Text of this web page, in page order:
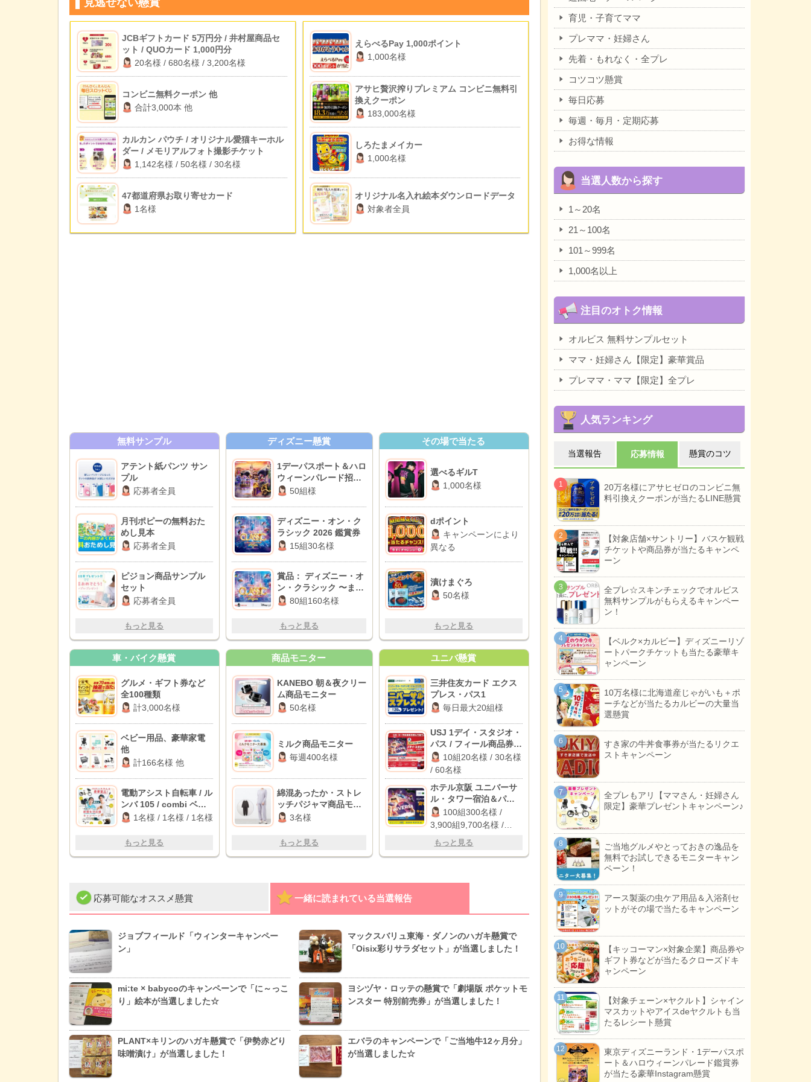
見逃せない懸賞
JCBギフトカード 5万円分 / 井村屋商品セ
ット / QUOカード 1,000円分
20名様 / 680名様 / 3,200名様
コンビニ無料クーポン 他
合計3,000本 他
カルカン パウチ / オリジナル愛猫キーホル
ダー / メモリアルフォト撮影チケット
1,142名様 / 50名様 / 30名様
47都道府県お取り寄せカード
1名様
えらべるPay 1,000ポイント
1,000名様
アサヒ贅沢搾りプレミアム コンビニ無料引
換えクーポン
183,000名様
しろたまメイカー
1,000名様
オリジナル名入れ絵本ダウンロードデータ
対象者全員
無料サンプル
アテント紙パンツ サン
プル
応募者全員
月刊ポピーの無料おた
めし見本
応募者全員
ピジョン商品サンプル
セット
応募者全員
もっと見る
ディズニー懸賞
1デーパスポート＆ハロ
ウィーンパレード招待
券 50組様
ディズニー・オン・ク
ラシック 2026 鑑賞券
15組30名様
賞品： ディズニー・オ
ン・クラシック 〜まほ
うの夜の音楽会 2026チ
80組160名様
もっと見る
その場で当たる
選べるギルT
1,000名様
dポイント
キャンペーンにより
異なる
漬けまぐろ
50名様
もっと見る
車・バイク懸賞
グルメ・ギフト券など
全100種類
計3,000名様
ベビー用品、豪華家電
他
計166名様 他
電動アシスト自転車 / ル
ンバ 105 / combi ベビ
ーラック
1名様 / 1名様 / 1名様
もっと見る
商品モニター
KANEBO 朝＆夜クリー
ム商品モニター
50名様
ミルク商品モニター
毎週400名様
綿混あったか・ストレ
ッチパジャマ商品モニ
ター3名様
もっと見る
ユニバ懸賞
三井住友カード エクス
プレス・パス1
毎日最大20組様
USJ 1デイ・スタジオ・
パス / フィール商品券
3,000円分 / Coke ON
ドリンクチケット
10組20名様 / 30名様
/ 60名様
ホテル京阪 ユニバーサ
ル・タワー宿泊＆パー
ク貸切イベント / パーク
貸切イベント招待 / 1万
100組300名様 /
3,900組9,700名様 /
もっと見る
応募可能なオススメ懸賞 一緒に読まれている当選報告
ジョブフィールド「ウィンターキャンペー
ン」
マックスバリュ東海・ダノンのハガキ懸賞で
「Oisix彩りサラダセット」が当選しました！
mi:te × babycoのキャンペーンで「に～っこ
り」絵本が当選しました☆
ヨシヅヤ・ロッテの懸賞で「劇場版 ポケットモ
ンスター 特別前売券」が当選しました！
PLANT×キリンのハガキ懸賞で「伊勢赤どり
味噌漬け」が当選しました！
エバラのキャンペーンで「ご当地牛12ヶ月分」
が当選しました☆
育児・子育てママ
プレママ・妊婦さん
先着・もれなく・全プレ
コツコツ懸賞
毎日応募
毎週・毎月・定期応募
お得な情報
当選人数から探す
1～20名
21～100名
101～999名
1,000名以上
注目のオトク情報
オルビス 無料サンプルセット
ママ・妊婦さん【限定】豪華賞品
プレママ・ママ【限定】全プレ
人気ランキング
当選報告 応募情報 懸賞のコツ
20万名様にアサヒゼロのコンビニ無
料引換えクーポンが当たるLINE懸賞
【対象店舗×サントリー】バスケ観戦
チケットや商品券が当たるキャンペ
ーン
全プレ☆スキンチェックでオルビス
無料サンプルがもらえるキャンペー
ン！
【ベルク×カルビー】ディズニーリゾ
ートパークチケットも当たる豪華キ
ャンペーン
10万名様に北海道産じゃがいも＋ポ
ーチなどが当たるカルビーの大量当
選懸賞
すき家の牛丼食事券が当たるリクエ
ストキャンペーン
全プレもアリ【ママさん・妊婦さん
限定】豪華プレゼントキャンペーン♪
ご当地グルメやとっておきの逸品を
無料でお試しできるモニターキャン
ペーン！
アース製薬の虫ケア用品＆入浴剤セ
ットがその場で当たるキャンペーン
【キッコーマン×対象企業】商品券や
ギフト券などが当たるクローズドキ
ャンペーン
【対象チェーン×ヤクルト】シャイン
マスカットやアイスdeヤクルトも当
たるレシート懸賞
東京ディズニーランド・1デーパスポ
ート＆ハロウィーンパレード鑑賞券
が当たる豪華Instagram懸賞